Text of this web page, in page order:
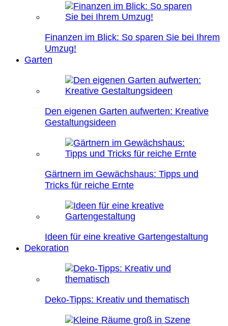
Finanzen im Blick: So sparen Sie bei Ihrem
Umzug!
Garten
Den eigenen Garten aufwerten: Kreative
Gestaltungsideen
Gärtnern im Gewächshaus: Tipps und
Tricks für reiche Ernte
Ideen für eine kreative Gartengestaltung
Dekoration
Deko-Tipps: Kreativ und thematisch